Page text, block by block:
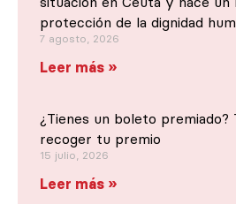
protección de la dignidad
7 agosto, 2026
Leer más »
¿Tienes un boleto premiado?
recoger tu premio
15 julio, 2026
Leer más »